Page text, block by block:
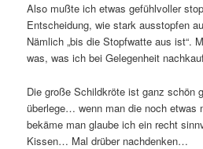
Also mußte ich etwas gefühlvoller
Entscheidung, wie stark ausstopfen
Nämlich „bis die Stopfwatte aus ist“.
was, was ich bei Gelegenheit
Die große Schildkröte ist ganz schön
überlege… wenn man die noch etwas
bekäme man glaube ich ein recht
Kissen… Mal drüber nachdenken…